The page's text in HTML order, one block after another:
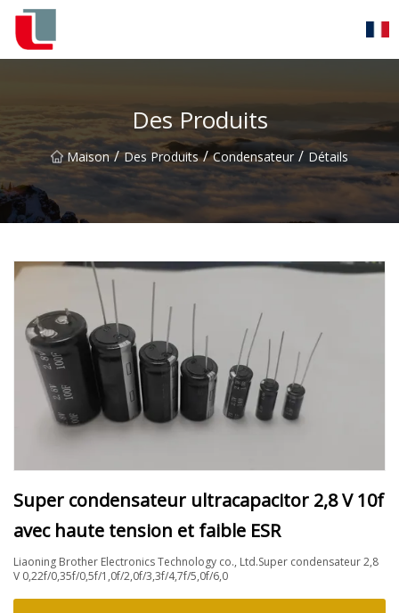
Des Produits
Maison / Des Produits / Condensateur / Détails
Super condensateur ultracapacitor 2,8 V 10f
avec haute tension et faible ESR
Liaoning Brother Electronics Technology co., Ltd.Super condensateur 2,8
V 0,22f/0,35f/0,5f/1,0f/2,0f/3,3f/4,7f/5,0f/6,0